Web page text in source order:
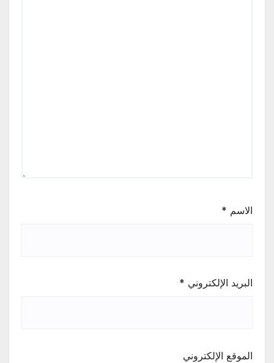
الاسم *
البريد الإلكتروني *
الموقع الإلكتروني